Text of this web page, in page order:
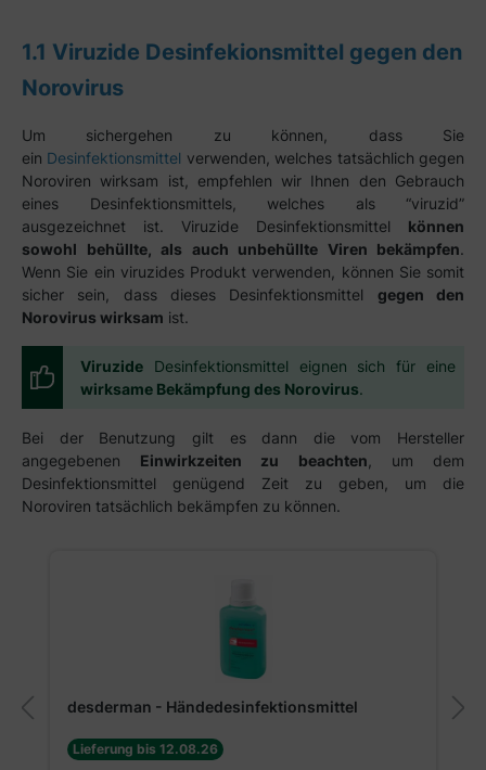
1.1 Viruzide Desinfekionsmittel gegen den
Norovirus
Um sichergehen zu können, dass Sie
ein Desinfektionsmittel verwenden, welches tatsächlich gegen
Noroviren wirksam ist, empfehlen wir Ihnen den Gebrauch
eines Desinfektionsmittels, welches als “viruzid”
ausgezeichnet ist. Viruzide Desinfektionsmittel können
sowohl behüllte, als auch unbehüllte Viren bekämpfen.
Wenn Sie ein viruzides Produkt verwenden, können Sie somit
sicher sein, dass dieses Desinfektionsmittel gegen den
Norovirus wirksam ist.
Viruzide Desinfektionsmittel eignen sich für eine
wirksame Bekämpfung des Norovirus.
Bei der Benutzung gilt es dann die vom Hersteller
angegebenen Einwirkzeiten zu beachten , um dem
Desinfektionsmittel genügend Zeit zu geben, um die
Noroviren tatsächlich bekämpfen zu können.
desderman - Händedesinfektionsmittel
Lieferung bis 12.08.26